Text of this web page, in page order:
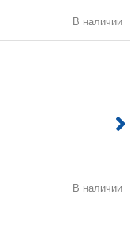
В наличии
В наличии